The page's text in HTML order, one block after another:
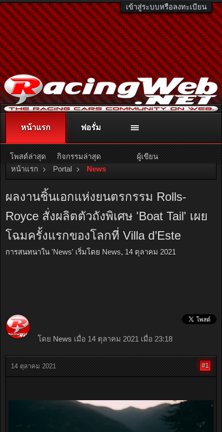
เข้าสู่ระบบหรือลงทะเบียน
ติดต่อลงโฆษณา racingweb@gmail.comหรือโทร. 081-811-1138
หรืออ่านรายละเอียดเพิ่มเติม คลิกที่นี่
หน้าแรก Portal News
ผลงานชิ้นเอกแห่งยนตรกรรม Rolls-
Royce สั่งผลิตตัวถังพิเศษ 'Boat Tail' เผย
โฉมครั้งแรกของโลกที่ Villa d’Este
การสนทนาใน 'News' เริ่มโดย News, 14 ตุลาคม 2021
โดย News เมื่อ 14 ตุลาคม 2021 เมื่อ 23:18
14 ตุลาคม 2021 #1
หน้าแรก
โพสต์ล่าสุด กิจกรรมล่าสุด ผู้เขียน
ฟอรั่ม